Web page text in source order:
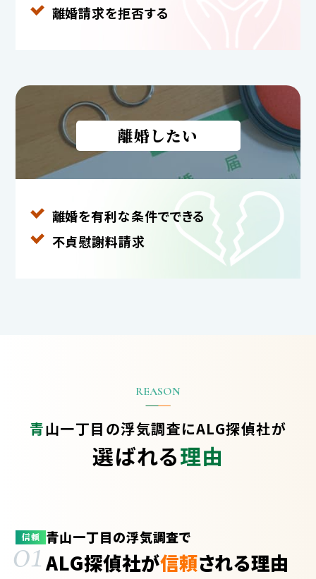
離婚請求を拒否する
離婚したい
離婚を有利な条件でできる
不貞慰謝料請求
青山一丁目の浮気調査にALG探偵社が
選ばれる理由
信頼
01青山一丁目の浮気調査で
ALG探偵社が信頼される理由